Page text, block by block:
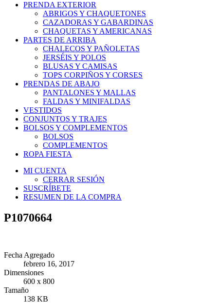
PRENDA EXTERIOR
ABRIGOS Y CHAQUETONES
CAZADORAS Y GABARDINAS
CHAQUETAS Y AMERICANAS
PARTES DE ARRIBA
CHALECOS Y PAÑOLETAS
JERSÉIS Y POLOS
BLUSAS Y CAMISAS
TOPS CORPIÑOS Y CORSES
PRENDAS DE ABAJO
PANTALONES Y MALLAS
FALDAS Y MINIFALDAS
VESTIDOS
CONJUNTOS Y TRAJES
BOLSOS Y COMPLEMENTOS
BOLSOS
COMPLEMENTOS
ROPA FIESTA
MI CUENTA
CERRAR SESIÓN
SUSCRÍBETE
RESUMEN DE LA COMPRA
P1070664
Fecha Agregado
febrero 16, 2017
Dimensiones
600 x 800
Tamaño
138 KB